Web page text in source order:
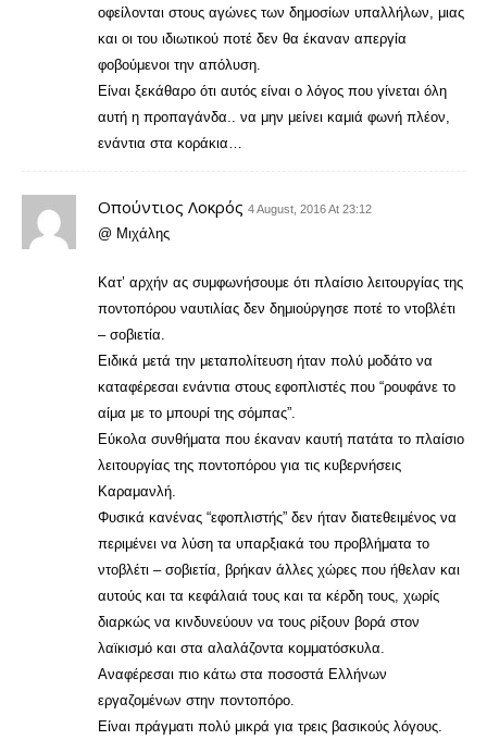
οφείλονται στους αγώνες των δημοσίων υπαλλήλων, μιας
και οι του ιδιωτικού ποτέ δεν θα έκαναν απεργία
φοβούμενοι την απόλυση.
Είναι ξεκάθαρο ότι αυτός είναι ο λόγος που γίνεται όλη
αυτή η προπαγάνδα.. να μην μείνει καμιά φωνή πλέον,
ενάντια στα κοράκια…
Οπούντιος Λοκρός 4 August, 2016 At 23:12
@ Μιχάλης
Κατ’ αρχήν ας συμφωνήσουμε ότι πλαίσιο λειτουργίας της
ποντοπόρου ναυτιλίας δεν δημιούργησε ποτέ το ντοβλέτι
– σοβιετία.
Ειδικά μετά την μεταπολίτευση ήταν πολύ μοδάτο να
καταφέρεσαι ενάντια στους εφοπλιστές που “ρουφάνε το
αίμα με το μπουρί της σόμπας”.
Εύκολα συνθήματα που έκαναν καυτή πατάτα το πλαίσιο
λειτουργίας της ποντοπόρου για τις κυβερνήσεις
Καραμανλή.
Φυσικά κανένας “εφοπλιστής” δεν ήταν διατεθειμένος να
περιμένει να λύση τα υπαρξιακά του προβλήματα το
ντοβλέτι – σοβιετία, βρήκαν άλλες χώρες που ήθελαν και
αυτούς και τα κεφάλαιά τους και τα κέρδη τους, χωρίς
διαρκώς να κινδυνεύουν να τους ρίξουν βορά στον
λαϊκισμό και στα αλαλάζοντα κομματόσκυλα.
Αναφέρεσαι πιο κάτω στα ποσοστά Ελλήνων
εργαζομένων στην ποντοπόρο.
Είναι πράγματι πολύ μικρά για τρεις βασικούς λόγους.